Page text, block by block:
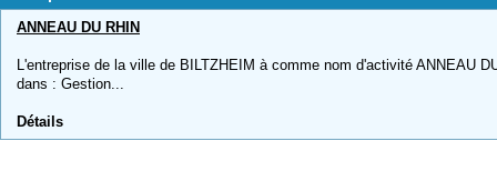
ANNEAU DU RHIN
L'entreprise de la ville de BILTZHEIM à comme nom d'activité ANNEAU
dans : Gestion...
Détails